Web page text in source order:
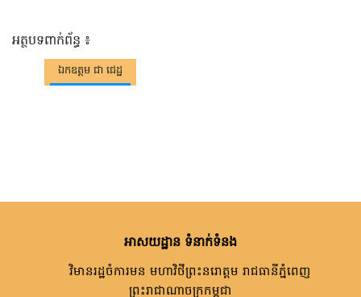
អត្ថបទពាក់ព័ន្ធ ៖
ឯកឧត្តម ជា ជេដ្ឋ
អាសយដ្ឋាន ទំនាក់ទំនង
វិមានរដ្ឋចំការមន មហាវិថីព្រះនរោត្តម រាជធានីភ្នំពេញ
ព្រះរាជាណាចក្រកម្ពុជា